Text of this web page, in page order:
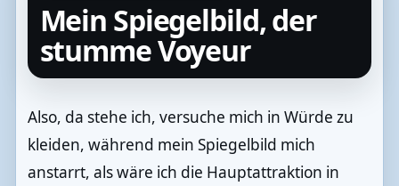
Mein Spiegelbild, der
stumme Voyeur
Also, da stehe ich, versuche mich in Würde zu
kleiden, während mein Spiegelbild mich
anstarrt, als wäre ich die Hauptattraktion in